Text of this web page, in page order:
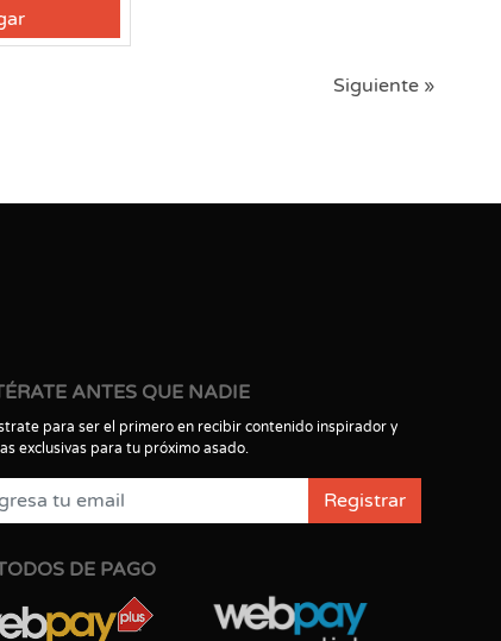
Siguiente »
ANTES QUE NADIE
para ser el primero en recibir contenido inspirador y
exclusivas para tu próximo asado.
Registrar
DE PAGO